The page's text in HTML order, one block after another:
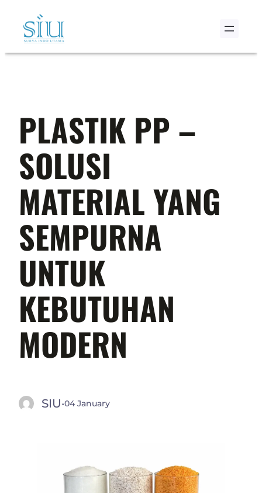
content
PLASTIK PP –
SOLUSI
MATERIAL YANG
SEMPURNA
UNTUK
KEBUTUHAN
MODERN
SIU·04 January